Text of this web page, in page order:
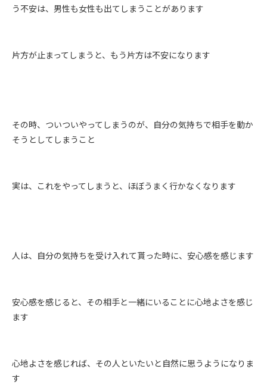
う不安は、男性も女性も出てしまうことがあります
片方が止まってしまうと、もう片方は不安になります
その時、ついついやってしまうのが、自分の気持ちで相手を動か
そうとしてしまうこと
実は、これをやってしまうと、ほぼうまく行かなくなります
人は、自分の気持ちを受け入れて貰った時に、安心感を感じます
安心感を感じると、その相手と一緒にいることに心地よさを感じ
ます
心地よさを感じれば、その人といたいと自然に思うようになりま
す